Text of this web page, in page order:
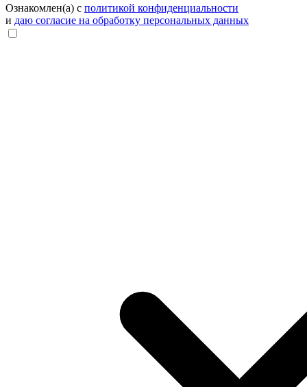
Ознакомлен(а) с политикой конфиденциальности
и даю согласие на обработку персональных данных